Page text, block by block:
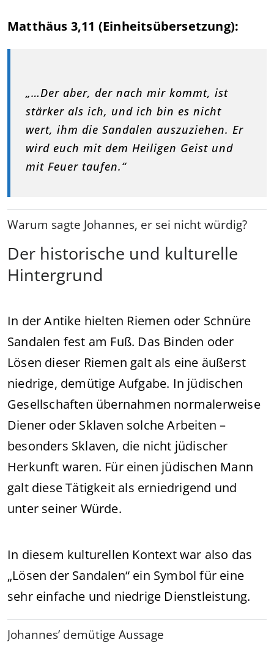
Matthäus 3,11 (Einheitsübersetzung):
„…Der aber, der nach mir kommt, ist
stärker als ich, und ich bin es nicht
wert, ihm die Sandalen auszuziehen. Er
wird euch mit dem Heiligen Geist und
mit Feuer taufen.“
Warum sagte Johannes, er sei nicht würdig?
Der historische und kulturelle
Hintergrund
In der Antike hielten Riemen oder Schnüre
Sandalen fest am Fuß. Das Binden oder
Lösen dieser Riemen galt als eine äußerst
niedrige, demütige Aufgabe. In jüdischen
Gesellschaften übernahmen normalerweise
Diener oder Sklaven solche Arbeiten –
besonders Sklaven, die nicht jüdischer
Herkunft waren. Für einen jüdischen Mann
galt diese Tätigkeit als erniedrigend und
unter seiner Würde.
In diesem kulturellen Kontext war also das
„Lösen der Sandalen“ ein Symbol für eine
sehr einfache und niedrige Dienstleistung.
Johannes’ demütige Aussage